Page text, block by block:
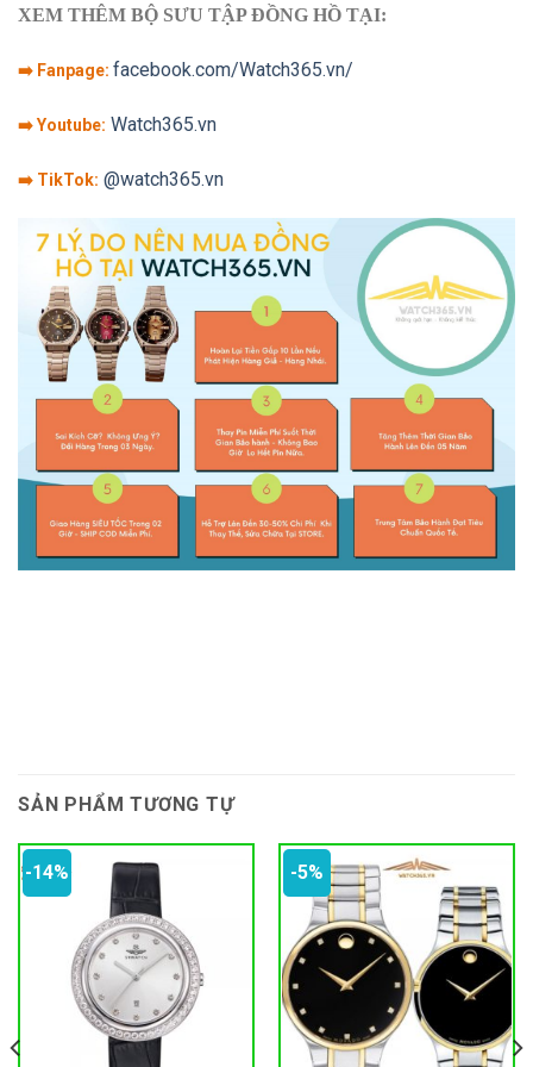
XEM THÊM BỘ SƯU TẬP ĐỒNG HỒ TẠI:
➡️ Fanpage: facebook.com/Watch365.vn/
➡️ Youtube: Watch365.vn
➡️ TikTok: @watch365.vn
SẢN PHẨM TƯƠNG TỰ
-14% -5%